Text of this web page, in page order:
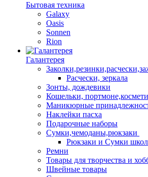
Бытовая техника
Galaxy
Oasis
Sonnen
Rion
Галантерея
Расчески, зеркала
Зонты, дождевики
Кошельки,
Маникюрные
Наклейки пасха
Подарочные наборы
Сумки,чемоданы,рюкзаки
Рюкзаки и Сумки
Ремни
Товары для творчества и
Швейные товары